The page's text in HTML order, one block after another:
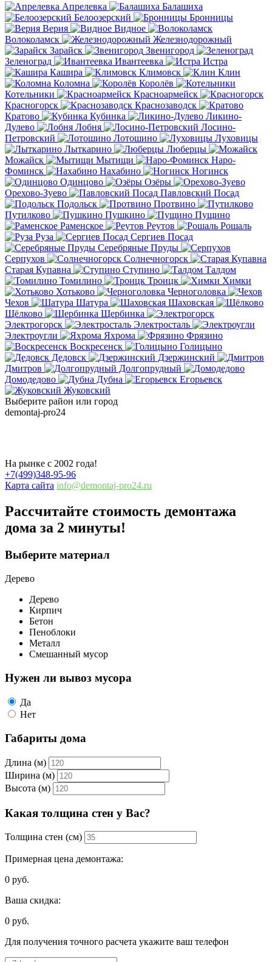
Апрелевка
Балашиха
Белоозерский
Бронницы
Верия
Видное
Волоколамск
Железнодорожный
Зарайск
Звенигород
Зеленоград
Ивантеевка
Истра
Кашира
Климовск
Клин
Коломна
Королёв
Котельники
Красноармейск
Красногорск
Краснозаводск
Кратово
Кубинка
Ликино-
Дулево
Лобня
Лосино-
Петровский
Лотошино
Луховицы
Лыткарино
Люберцы
Можайск
Мытищи
Наро-
Фоминск
Нахабино
Ногинск
Одинцово
Озёры
Орехово-Зуево
Павловский Посад
Подольск
Протвино
Путилково
Пушкино
Пущино
Раменское
Реутов
Рошаль
Руза
Сергиев Посад
Серебряные Пруды
Серпухов
Солнечногорск
Старая Купавна
Ступино
Талдом
Томилино
Троицк
Химки
Хотьково
Черноголовка
Чехов
Шатура
Шаховская
Щёлково
Щербинка
Электрогорск
Электросталь
Электроугли
Яхрома
Фрязино
Воскресенск
Голицыно
Дедовск
Дзержинский
Дмитров
Долгопрудный
Домодедово
Дубна
Егорьевск
Жуковский
Выберите район или город
demontaj-pro24
На рынке с 2002 года!
+7(499)348-95-96
Карта сайта info@demontaj-pro24.ru
Рассчитайте стоимость демонтажа
дома за 2 минуты!
Выберите материал
Дерево
Дерево
Кирпич
Бетон
Пеноблоки
Металл
Смешанный мусор
Нужен ли вывоз мусора
Да
Нет
Габариты дома
Длина (м)
Ширина (м)
Высота (м)
Какая толщина стен у Вас?
Толщина стен (см)
Примерная цена демонтажа:
0 руб.
Ваша скидка:
0 руб.
Для получения точного расчета укажите ваш телефон